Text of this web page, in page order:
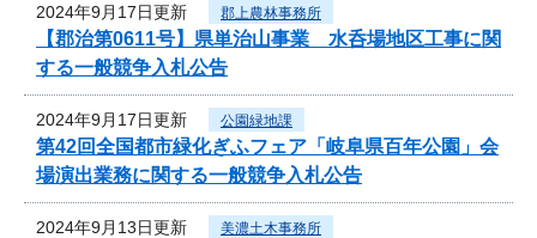
2024年9月17日更新 郡上農林事務所
【郡治第0611号】県単治山事業 水呑場地区工事に関
する一般競争入札公告
2024年9月17日更新 公園緑地課
第42回全国都市緑化ぎふフェア「岐阜県百年公園」会
場演出業務に関する一般競争入札公告
2024年9月13日更新 美濃土木事務所